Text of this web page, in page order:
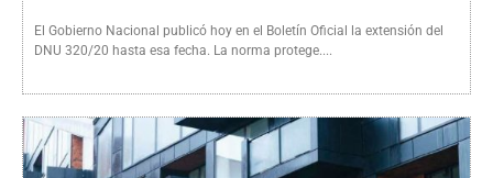
El Gobierno Nacional publicó hoy en el Boletín Oficial la extensión del
DNU 320/20 hasta esa fecha. La norma protege....